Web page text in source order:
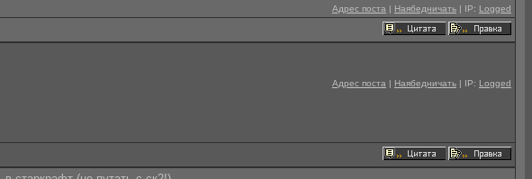
Адрес поста | Наябедничать | IP: Logged
Адрес поста | Наябедничать | IP: Logged